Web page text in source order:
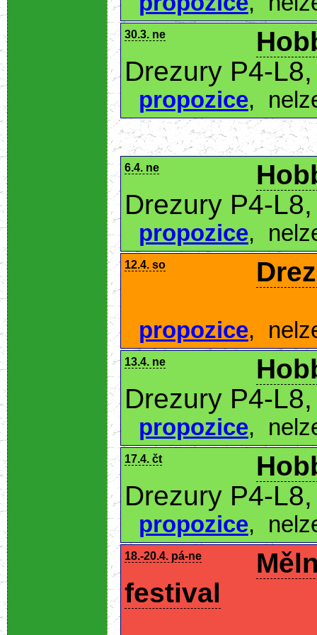
30.3. ne
Drezury P4-
propozice,
6.4. ne
Drezury P4-
propozice,
12.4. so
propozice,
13.4. ne
Drezury P4-
propozice,
17.4. čt
Drezury P4-
propozice,
18.-20.4. pá-ne
festival